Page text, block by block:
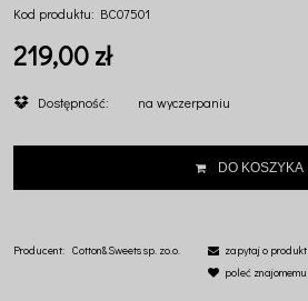
Kod produktu: BC07501
219,00 zł
Dostępność: na wyczerpaniu
DO KOSZYKA
Producent: Cotton&Sweets sp. zo.o.
zapytaj o produkt
poleć znajomemu